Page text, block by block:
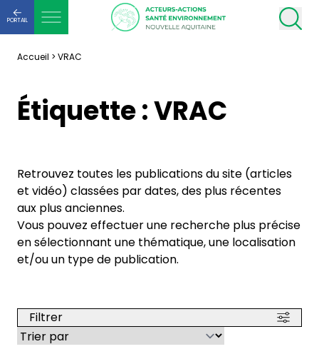
PORTAIL
Accueil > VRAC
Étiquette :VRAC
Retrouvez toutes les publications du site (articles
et vidéo) classées par dates, des plus récentes
aux plus anciennes.
Vous pouvez effectuer une recherche plus précise
en sélectionnant une thématique, une localisation
et/ou un type de publication.
Filtrer